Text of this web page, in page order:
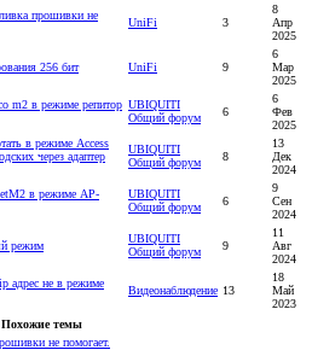
прошивки не
UniFi 3
8
Апр
2025
256 бит UniFi 9
6
Мар
2025
m2 в режиме репитор UBIQUITI
Общий форум
6
6
Фев
2025
в режиме Access
через адаптер
UBIQUITI
Общий форум
8
13
Дек
2024
в режиме AP-
UBIQUITI
Общий форум
6
9
Сен
2024
режим
UBIQUITI
Общий форум
9
11
Авг
2024
адрес не в режиме
Видеонаблюдение 13
18
Май
2023
Похожие темы
не помогает.